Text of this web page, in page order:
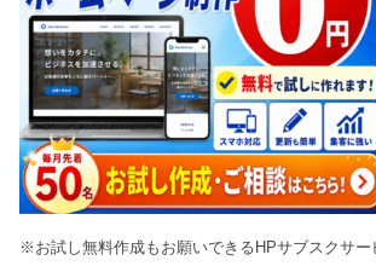
※お試し無料作成もお願いできるHPサブスクサー